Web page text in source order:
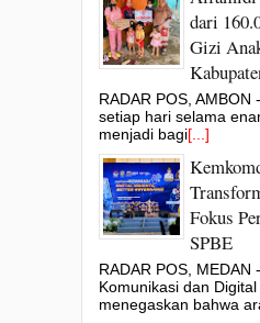
dari
Gizi
RADAR POS, AMBON
setiap hari selama
menjadi bagi[...]
Fokus
SPBE
RADAR POS, MEDAN
Komunikasi dan
menegaskan bahwa